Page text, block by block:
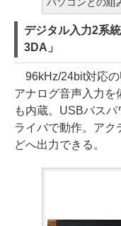
デジタル入力2系
3DA」
96kHz/24bit対応の
アナログ音声入力を
も内蔵。USBバス
ライバで動作。アク
どへ出力できる。